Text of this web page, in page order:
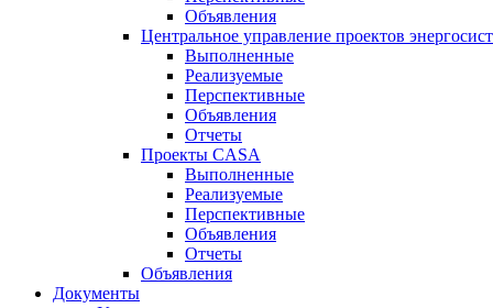
Объявления
Центральное управление проектов
Выполненные
Реализуемые
Перспективные
Объявления
Отчеты
Проекты CASA
Выполненные
Реализуемые
Перспективные
Объявления
Отчеты
Объявления
Документы